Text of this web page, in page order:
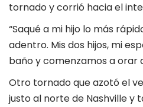
tornado y corrió hacia el
“Saqué a mi hijo lo más
adentro. Mis dos hijos, mi
baño y comenzamos a orar
Otro tornado que azotó el
justo al norte de Nashville y